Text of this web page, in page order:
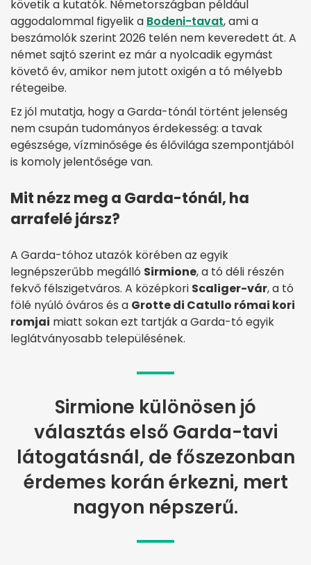
követik a kutatók. Németországban például
aggodalommal figyelik a Bodeni-tavat, ami a
beszámolók szerint 2026 telén nem keveredett át. A
német sajtó szerint ez már a nyolcadik egymást
követő év, amikor nem jutott oxigén a tó mélyebb
rétegeibe.
Ez jól mutatja, hogy a Garda-tónál történt jelenség
nem csupán tudományos érdekesség: a tavak
egészsége, vízminősége és élővilága szempontjából
is komoly jelentősége van.
Mit nézz meg a Garda-tónál, ha
arrafelé jársz?
A Garda-tóhoz utazók körében az egyik
legnépszerűbb megálló Sirmione, a tó déli részén
fekvő félszigetváros. A középkori Scaliger-vár, a tó
fölé nyúló óváros és a Grotte di Catullo római kori
romjai miatt sokan ezt tartják a Garda-tó egyik
leglátványosabb településének.
Sirmione különösen jó
választás első Garda-tavi
látogatásnál, de főszezonban
érdemes korán érkezni, mert
nagyon népszerű.